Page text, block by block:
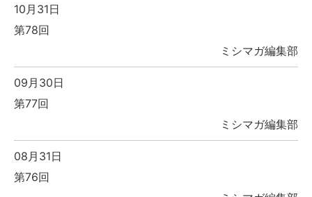
10月31日
第78回
ミシマガ編集部
09月30日
第77回
ミシマガ編集部
08月31日
第76回